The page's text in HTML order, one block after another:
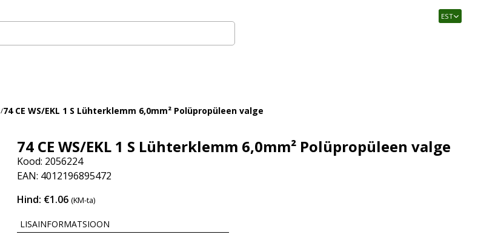
EST
/74 CE WS/EKL 1 S Lühterklemm 6,0mm² Polüpropüleen valge
74 CE WS/EKL 1 S Lühterklemm 6,0mm² Polüpropüleen valge
Kood: 2056224
EAN: 4012196895472
Hind: €1.06(KM-ta)
LISAINFORMATSIOON